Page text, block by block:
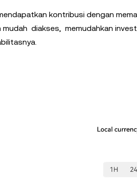
kontribusi dengan
diakses, memudahkan